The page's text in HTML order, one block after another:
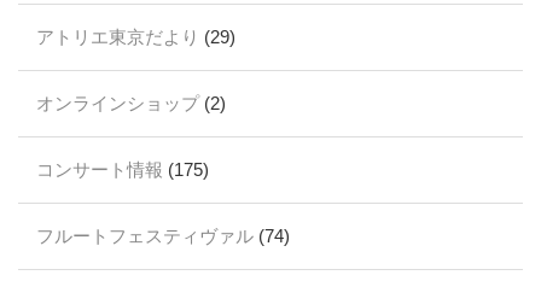
アトリエ東京だより (29)
オンラインショップ(2)
コンサート情報 (175)
フルートフェスティヴァル (74)